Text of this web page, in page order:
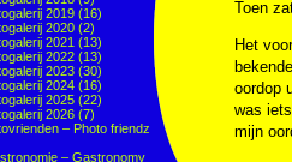
2019 (16)
2020 (2)
2021 (13)
2022 (13)
2023 (30)
2024 (16)
2025 (22)
2026 (7)
– Photo friendz
– Gastronomy
Toen
Het
oordop
was
mijn